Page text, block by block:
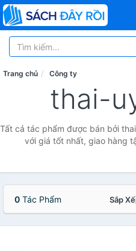
Trang chủ Công ty
thai-
Tất cả tác phẩm được bán bởi
với giá tốt nhất, giao hàng
0 Tác Phẩm Sắp